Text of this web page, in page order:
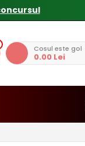
Cosul este gol
0.00 Lei